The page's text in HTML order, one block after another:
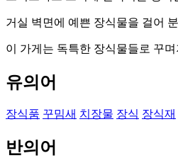
거실 벽면에 예쁜 장식물을 걸어
이 가게는 독특한 장식물들로 꾸
유의어
장식품 꾸밈새 치장물 장식 장식재
반의어